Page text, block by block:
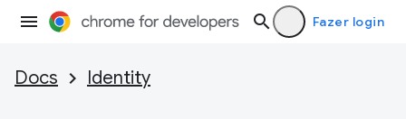
Fazer login
Docs Identity